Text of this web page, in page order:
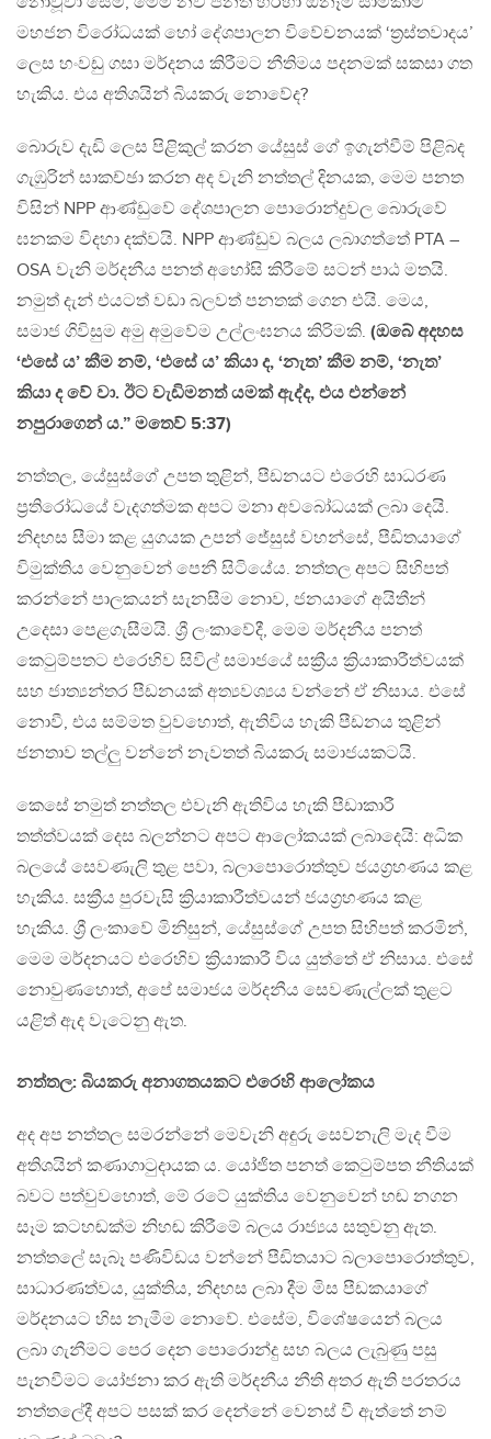
මහජන විරෝධයක් හෝ දේශපාලන විවේචනයක් ‘ත්‍රස්තවාදය’
ලෙස හංවඩු ගසා මර්දනය කිරීමට නීතිමය පදනමක් සකසා ගත
හැකිය. එය අතිශයින් බියකරු නොවේද?
බොරුව දැඩි ලෙස පිළිකුල් කරන යේසුස් ගේ ඉගැන්වීම් පිළිබද
ගැඹුරින් සාකච්ඡා කරන අද වැනි නත්තල් දිනයක, මෙම පනත
විසින් NPP ආණ්ඩුවේ දේශපාලන පොරොන්දුවල බොරුවේ
ඝනකම විදහා දක්වයි. NPP ආණ්ඩුව බලය ලබාගත්තේ PTA –
OSA වැනි මර්දනීය පනත් අහෝසි කිරීමේ සටන් පාඨ මතයි.
නමුත් දැන් එයටත් වඩා බලවත් පනතක් ගෙන එයි. මෙය,
සමාජ ගිවිසුම අමු අමුවේම උල්ලංඝනය කිරිමකි. (ඔබේ අදහස
‘එසේ ය’ කීම නම්, ‘එසේ ය’ කියා ද, ‘නැත’ කීම නම්, ‘නැත’
කියා ද වේ වා. ඊට වැඩිමනත් යමක් ඇද්ද, එය එන්නේ
නපුරාගෙන් ය.” මතෙව් 5:37)
නත්තල, යේසුස්ගේ උපත තුළින්, පීඩනයට එරෙහි සාධරණ
ප්‍රතිරෝධයේ වැදගත්මක අපට මනා අවබෝධයක් ලබා දෙයි.
නිදහස සීමා කළ යුගයක උපන් ජේසුස් වහන්සේ, පීඩිතයාගේ
විමුක්තිය වෙනුවෙන් පෙනී සිටියේය. නත්තල අපට සිහිපත්
කරන්නේ පාලකයන් සැනසීම නොව, ජනයාගේ අයිතීන්
උදෙසා පෙළගැසීමයි. ශ්‍රී ලංකාවේදී, මෙම මර්දනීය පනත්
කෙටුම්පතට එරෙහිව සිවිල් සමාජයේ සක්‍රීය ක්‍රියාකාරීත්වයක්
සහ ජාත්‍යන්තර පීඩනයක් අත්‍යවශ්‍යය වන්නේ ඒ නිසාය. එසේ
නොවී, එය සම්මත වුවහොත්, ඇතිවිය හැකි පීඩනය තුළින්
ජනතාව තල්ලු වන්නේ නැවතත් බියකරු සමාජයකටයි.
කෙසේ නමුත් නත්තල එවැනි ඇතිවිය හැකි පීඩාකාරී
තත්ත්වයක් දෙස බලන්නට අපට ආලෝකයක් ලබාදෙයි: අධික
බලයේ සෙවණැලි තුළ පවා, බලාපොරොත්තුව ජයග්‍රහණය කළ
හැකිය. සක්‍රීය පුරවැසි ක්‍රියාකාරීත්වයන් ජයග්‍රහණය කළ
හැකිය. ශ්‍රී ලංකාවේ මිනිසුන්, යේසුස්ගේ උපත සිහිපත් කරමින්,
මෙම මර්දනයට එරෙහිව ක්‍රියාකාරී විය යුත්තේ ඒ නිසාය. එසේ
නොවුණහොත්, අපේ සමාජය මර්දනීය සෙවණැල්ලක් තුළට
යළිත් ඇද වැටෙනු ඇත.
නත්තල: බියකරු අනාගතයකට එරෙහි ආලෝකය
අද අප නත්තල සමරන්නේ මෙවැනි අඳුරු සෙවනැලි මැද වීම
අතිශයින් කණාගාටුදායක ය. යෝජිත පනත් කෙටුම්පත නීතියක්
බවට පත්වුවහොත්, මේ රටේ යුක්තිය වෙනුවෙන් හඬ නගන
සෑම කටහඬක්ම නිහඬ කිරීමේ බලය රාජ්‍යය සතුවනු ඇත.
නත්තලේ සැබෑ පණිවිඩය වන්නේ පීඩිතයාට බලාපොරොත්තුව,
සාධාරණත්වය, යුක්තිය, නිදහස ලබා දීම මිස පීඩකයාගේ
මර්දනයට හිස නැමීම නොවේ. එසේම, විශේෂයෙන් බලය
ලබා ගැනීමට පෙර දෙන පොරොන්දු සහ බලය ලැබුණු පසු
පැනවීමට යෝජනා කර ඇති මර්දනීය නීති අතර ඇති පරතරය
නත්තලේදී අපට පසක් කර දෙන්නේ වෙනස් වී ඇත්තේ නම්